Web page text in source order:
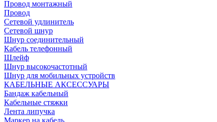
Провод монтажный
Провод
Сетевой удлинитель
Сетевой шнур
Шнур соединительный
Кабель телефонный
Шлейф
Шнур высокочастотный
Шнур для мобильных устройств
КАБЕЛЬНЫЕ АКСЕССУАРЫ
Бандаж кабельный
Кабельные стяжки
Лента липучка
Маркер на кабель